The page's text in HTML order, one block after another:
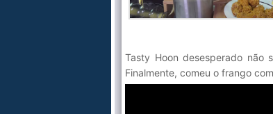
Tasty Hoon desesperado não
Finalmente, comeu o frango